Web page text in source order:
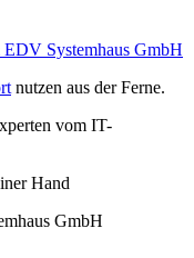
Systemhaus GmbH
nutzen aus der Ferne.
vom IT-
Hand
GmbH